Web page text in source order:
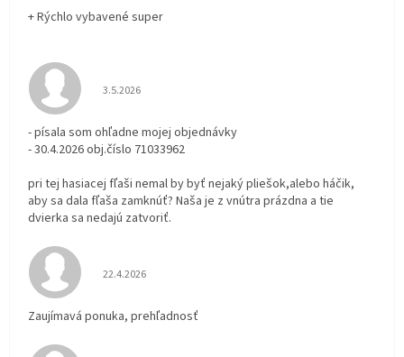
+ Rýchlo vybavené super
Hodnotenie obchodu je 3 z 5 hviezdičiek.
3.5.2026
- písala som ohľadne mojej objednávky
- 30.4.2026 obj.číslo 71033962
pri tej hasiacej fľaši nemal by byť nejaký pliešok,alebo háčik,
aby sa dala fľaša zamknúť? Naša je z vnútra prázdna a tie
dvierka sa nedajú zatvoriť.
Hodnotenie obchodu je 5 z 5 hviezdičiek.
22.4.2026
Zaujímavá ponuka, prehľadnosť